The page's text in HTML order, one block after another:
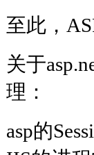
至此，
关于
理：
asp的